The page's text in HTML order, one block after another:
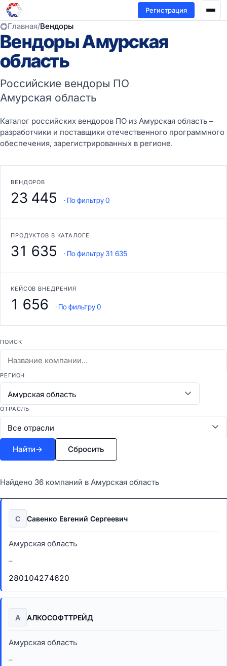
Регистрация
Главная/Вендоры
Вендоры Амурская
область
Российские вендоры ПО
Амурская область
Каталог российских вендоров ПО из Амурская область –
разработчики и поставщики отечественного программного
обеспечения, зарегистрированных в регионе.
ВЕНДОРОВ
23 445 · По фильтру 0
ПРОДУКТОВ В КАТАЛОГЕ
31 635 · По фильтру 31 635
КЕЙСОВ ВНЕДРЕНИЯ
1 656 · По фильтру 0
ПОИСК
РЕГИОН
ОТРАСЛЬ
Найти→ Сбросить
Найдено 36 компаний в Амурская область
С Савенко Евгений Сергеевич
Амурская область
–
280104274620
А АЛКОСОФТТРЕЙД
Амурская область
–